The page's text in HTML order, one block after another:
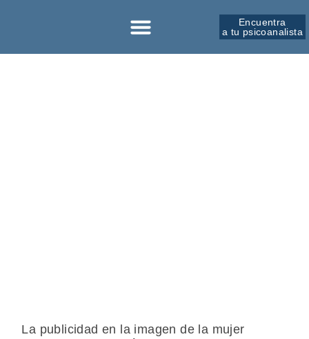
Encuentra
a tu psicoanalista
La publicidad en la imagen de la mujer